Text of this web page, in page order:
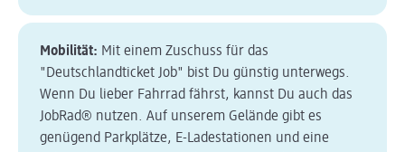
Mobilität: Mit einem Zuschuss für das
"Deutschlandticket Job" bist Du günstig unterwegs.
Wenn Du lieber Fahrrad fährst, kannst Du auch das
JobRad® nutzen. Auf unserem Gelände gibt es
genügend Parkplätze, E-Ladestationen und eine